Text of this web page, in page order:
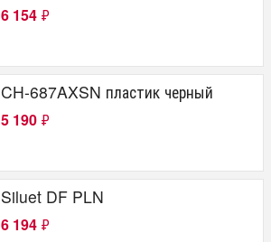
6 154 ₽
CH-687AXSN пластик черный
5 190 ₽
Siluet DF PLN
6 194 ₽